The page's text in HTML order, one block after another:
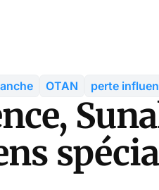
OTAN perte